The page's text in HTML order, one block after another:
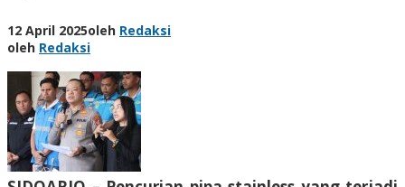
12 April 2025oleh Redaksi
oleh Redaksi